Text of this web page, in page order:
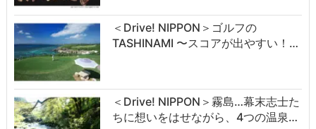
＜Drive! NIPPON＞ゴルフの
TASHINAMI 〜スコアが出やすい！…
＜Drive! NIPPON＞霧島…幕末志士た
ちに想いをはせながら、4つの温泉…